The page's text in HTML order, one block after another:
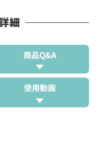
細
商品Q&A
使用動画